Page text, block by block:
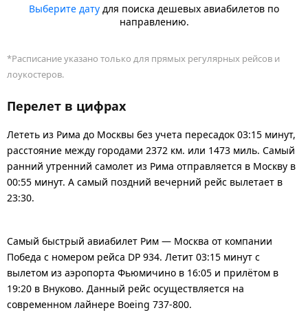
Выберите дату для поиска дешевых авиабилетов по
направлению.
*Расписание указано только для прямых регулярных рейсов и
лоукостеров.
Перелет в цифрах
Лететь из Рима до Москвы без учета пересадок 03:15 минут,
расстояние между городами 2372 км. или 1473 миль. Самый
ранний утренний самолет из Рима отправляется в Москву в
00:55 минут. А самый поздний вечерний рейс вылетает в
23:30.
Самый быстрый авиабилет Рим — Москва от компании
Победа с номером рейса DP 934. Летит 03:15 минут с
вылетом из аэропорта Фьюмичино в 16:05 и прилётом в
19:20 в Внуково. Данный рейс осуществляется на
современном лайнере Boeing 737-800.